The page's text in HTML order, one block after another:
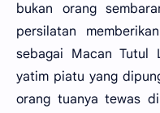
bukan orang
persilatan
sebagai Macan Tutul
yatim piatu yang
orang tuanya tewas